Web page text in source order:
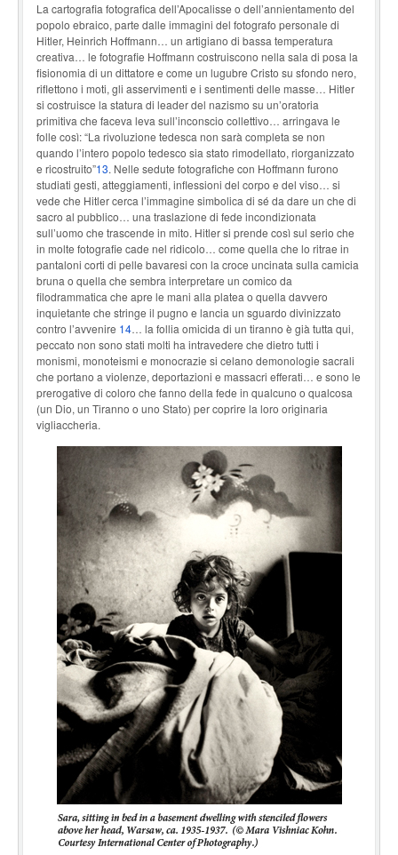
La cartografia fotografica dell’Apocalisse o dell’annientamento del
popolo ebraico, parte dalle immagini del fotografo personale di
Hitler, Heinrich Hoffmann… un artigiano di bassa temperatura
creativa… le fotografie Hoffmann costruiscono nella sala di posa la
fisionomia di un dittatore e come un lugubre Cristo su sfondo nero,
riflettono i moti, gli asservimenti e i sentimenti delle masse… Hitler
si costruisce la statura di leader del nazismo su un’oratoria
primitiva che faceva leva sull’inconscio collettivo… arringava le
folle così: “La rivoluzione tedesca non sarà completa se non
quando l’intero popolo tedesco sia stato rimodellato, riorganizzato
e ricostruito”13. Nelle sedute fotografiche con Hoffmann furono
studiati gesti, atteggiamenti, inflessioni del corpo e del viso… si
vede che Hitler cerca l’immagine simbolica di sé da dare un che di
sacro al pubblico… una traslazione di fede incondizionata
sull’uomo che trascende in mito. Hitler si prende così sul serio che
in molte fotografie cade nel ridicolo… come quella che lo ritrae in
pantaloni corti di pelle bavaresi con la croce uncinata sulla camicia
bruna o quella che sembra interpretare un comico da
filodrammatica che apre le mani alla platea o quella davvero
inquietante che stringe il pugno e lancia un sguardo divinizzato
contro l’avvenire 14… la follia omicida di un tiranno è già tutta qui,
peccato non sono stati molti ha intravedere che dietro tutti i
monismi, monoteismi e monocrazie si celano demonologie sacrali
che portano a violenze, deportazioni e massacri efferati… e sono le
prerogative di coloro che fanno della fede in qualcuno o qualcosa
(un Dio, un Tiranno o uno Stato) per coprire la loro originaria
vigliaccheria.